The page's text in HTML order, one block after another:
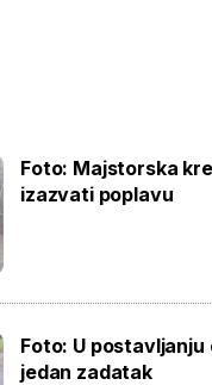
Foto: Majstorska
izazvati poplavu
Foto: U postavljanju
jedan zadatak